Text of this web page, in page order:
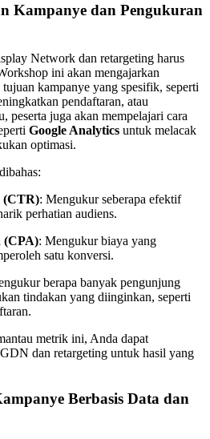
Kampanye dan Pengukuran
Network dan retargeting harus
ini akan mengajarkan
kampanye yang spesifik, seperti
pendaftaran, atau
peserta juga akan mempelajari cara
Google Analytics untuk melacak
optimasi.
(CTR): Mengukur seberapa efektif
perhatian audiens.
(CPA): Mengukur biaya yang
satu konversi.
berapa banyak pengunjung
tindakan yang diinginkan, seperti
metrik ini, Anda dapat
dan retargeting untuk hasil yang
Berbasis Data dan